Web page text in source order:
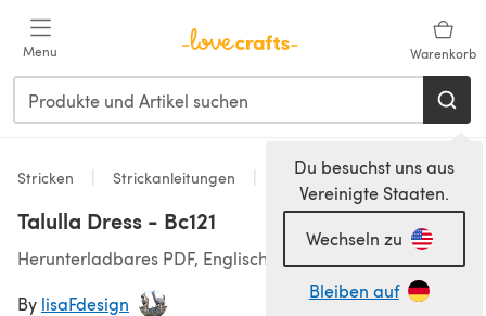
Menu Warenkorb
Du besuchst uns aus
Vereinigte Staaten.
Wechseln zu
Bleiben auf
Stricken Strickanleitungen Kleider
Talulla Dress - Bc121
Herunterladbares PDF, Englisch
By lisaFdesign